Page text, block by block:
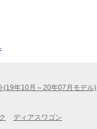
(19年10月～20年07月モデル)
ディアスワゴン